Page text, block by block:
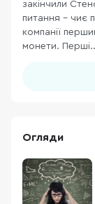
закінчили
питання – чиє
компанії
монети.
Огляди